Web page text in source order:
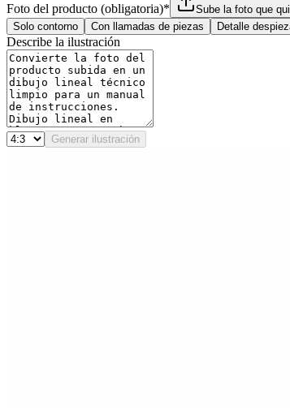
Foto del producto (obligatoria)*
Sube la foto que
Solo contorno
Con llamadas de piezas Detalle
Describe la ilustración
Generar ilustración